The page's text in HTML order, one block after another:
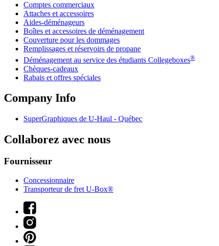
Comptes commerciaux
Attaches et accessoires
Aides-déménageurs
Boîtes et accessoires de déménagement
Couverture pour les dommages
Remplissages et réservoirs de propane
Déménagement au service des étudiants Collegeboxes®
Chèques-cadeaux
Rabais et offres spéciales
Company Info
SuperGraphiques de U-Haul - Québec
Collaborez avec nous
Fournisseur
Concessionnaire
Transporteur de fret U-Box®